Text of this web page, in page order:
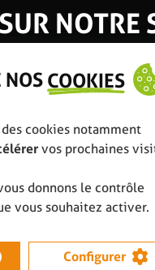
NOTRE
NOS COOKIES
cookies notamment
vos prochaines
donnons le contrôle
vous souhaitez activer.
Configurer